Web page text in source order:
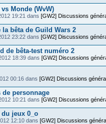
Monde (WvW)
19:21 dans [GW2] Discussions
bêta de Guild Wars 2
23:22 dans [GW2] Discussions
de bêta-test numéro 2
18:39 dans [GW2] Discussions
00:16 dans [GW2] Discussions
de personnage
10:21 dans [GW2] Discussions
jeux 0_o
12:10 dans [GW2] Discussions